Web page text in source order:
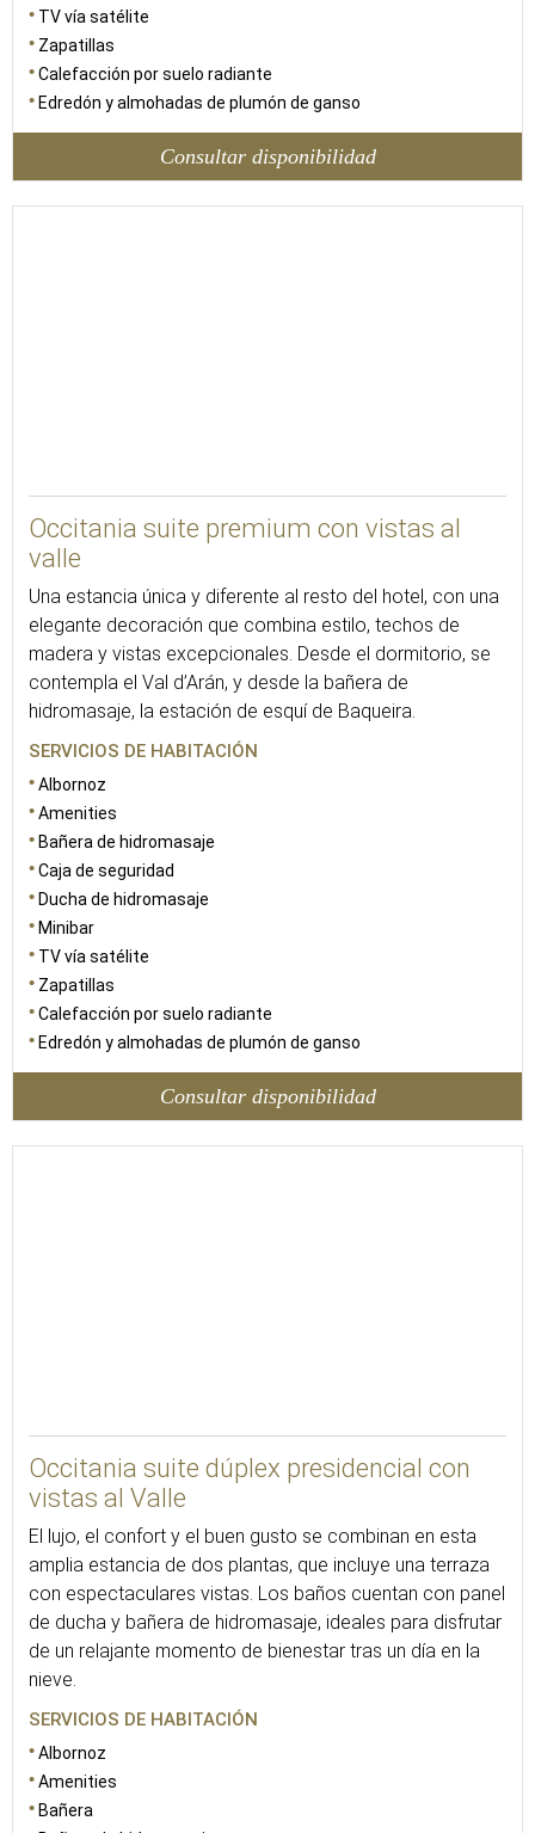
TV vía satélite
Zapatillas
Calefacción por suelo radiante
Edredón y almohadas de plumón de ganso
Consultar disponibilidad
Occitania suite premium con vistas al
valle
Una estancia única y diferente al resto del hotel, con una
elegante decoración que combina estilo, techos de
madera y vistas excepcionales. Desde el dormitorio, se
contempla el Val d’Arán, y desde la bañera de
hidromasaje, la estación de esquí de Baqueira.
SERVICIOS DE HABITACIÓN
Albornoz
Amenities
Bañera de hidromasaje
Caja de seguridad
Ducha de hidromasaje
Minibar
TV vía satélite
Zapatillas
Calefacción por suelo radiante
Edredón y almohadas de plumón de ganso
Consultar disponibilidad
Occitania suite dúplex presidencial con
vistas al Valle
El lujo, el confort y el buen gusto se combinan en esta
amplia estancia de dos plantas, que incluye una terraza
con espectaculares vistas. Los baños cuentan con panel
de ducha y bañera de hidromasaje, ideales para disfrutar
de un relajante momento de bienestar tras un día en la
nieve.
SERVICIOS DE HABITACIÓN
Albornoz
Amenities
Bañera